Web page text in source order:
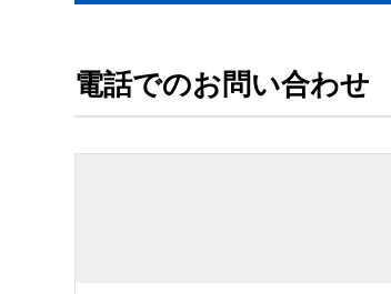
電話でのお問い合わせ